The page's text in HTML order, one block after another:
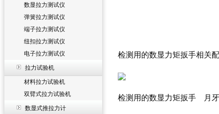
数显拉力测试仪
弹簧拉力测试仪
端子拉力测试仪
纽扣拉力测试仪
电子拉力测试仪
拉力试验机
材料拉力试验机
双臂式拉力试验机
数显式推拉力计
检测用的数显力矩扳手相关
检测用的数显力矩扳手 月